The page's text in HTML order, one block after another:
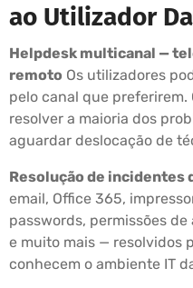
ao Utilizador
Helpdesk multicanal —
remoto Os utilizadores
pelo canal que
resolver a maioria dos
aguardar deslocação de
Resolução de incidentes
email, Office 365,
passwords, permissões
e muito mais — resolvidos
conhecem o ambiente IT